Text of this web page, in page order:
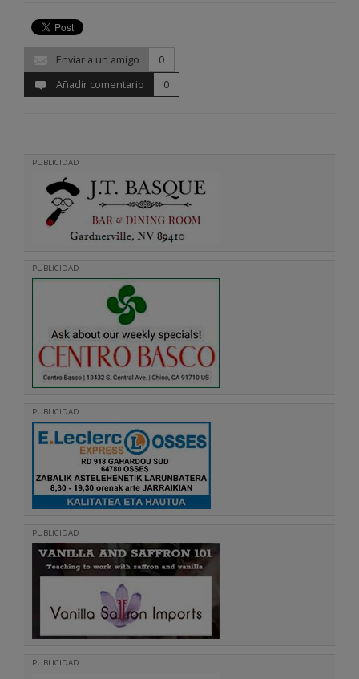
Enviar a un amigo
0
Añadir comentario
0
PUBLICIDAD
PUBLICIDAD
PUBLICIDAD
PUBLICIDAD
PUBLICIDAD